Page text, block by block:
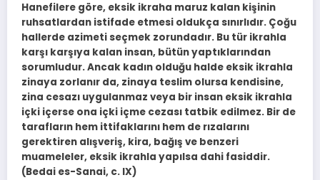
Hanefilere göre, eksik ikraha maruz kalan kişinin
ruhsatlardan istifade et­mesi oldukça sınırlıdır. Çoğu
hallerde azimeti seçmek zorundadır. Bu tür ik­rahla
karşı karşıya kalan insan, bütün yaptıklarından
sorumludur. Ancak kadın olduğu halde eksik ikrahla
zinaya zorlanır da, zinaya teslim olursa ken­disine,
zina cesazı uygulanmaz veya bir insan eksik ikrahla
içki içerse ona içki içme cezası tatbik edilmez. Bir de
tarafların hem ittifaklarını hem de rı­zalarını
gerektiren alışveriş, kira, bağış ve benzeri
muameleler, eksik ikrah­la yapılsa dahi fasiddir.
(Bedai es-Sanai, c. IX)